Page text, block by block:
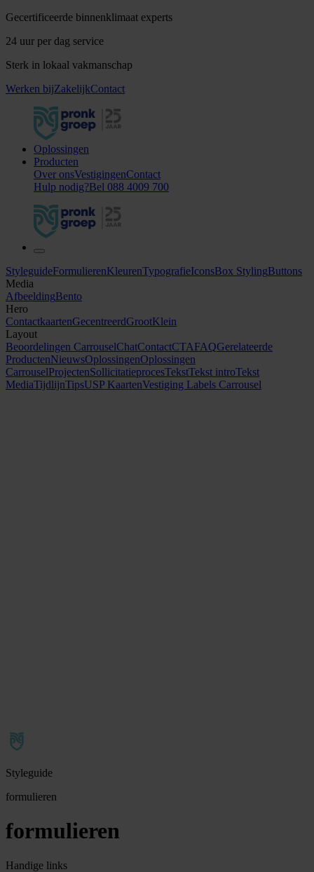
Gecertificeerde binnenklimaat experts
24 uur per dag service
Sterk in lokaal vakmanschap
Werken bijZakelijkContact
Oplossingen
Producten
Over onsVestigingenContact
Hulp nodig?Bel 088 4009 700
Bel 088 4009 700
StyleguideFormulierenKleurenTypografieIconsBox StylingButtons
Media
AfbeeldingBento
Hero
ContactkaartenGecentreerdGrootKlein
Layout
Beoordelingen CarrouselChatContactCTAFAQGerelateerde
ProductenNieuwsOplossingenOplossingen
CarrouselProjectenSollicitatieprocesTekstTekst introTekst
MediaTijdlijnTipsUSP KaartenVestiging Labels Carrousel
Styleguide
formulieren
formulieren
Handige links